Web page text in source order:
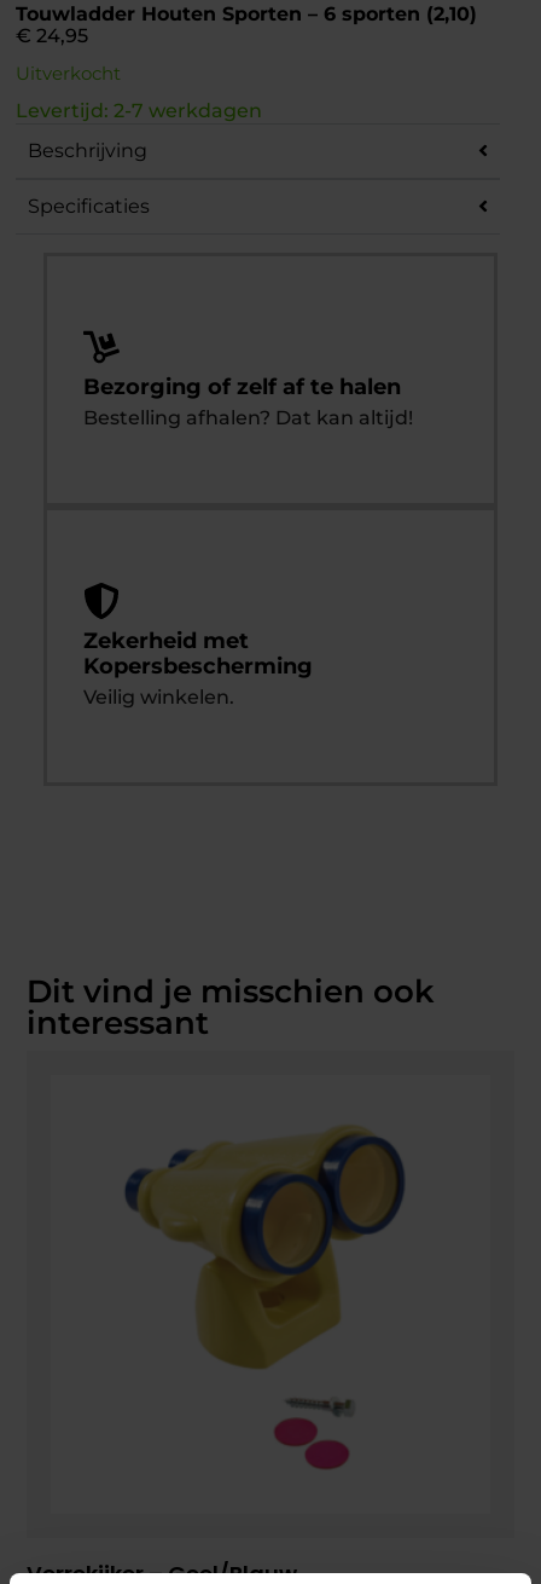
Touwladder Houten Sporten – 6 sporten (2,10)
€ 24,95
Uitverkocht
Levertijd: 2-7 werkdagen
Beschrijving
Specificaties
Bezorging of zelf af te halen
Bestelling afhalen? Dat kan altijd!
Zekerheid met
Kopersbescherming
Veilig winkelen.
Dit vind je misschien ook
interessant
Verrekijker – Geel/blauw